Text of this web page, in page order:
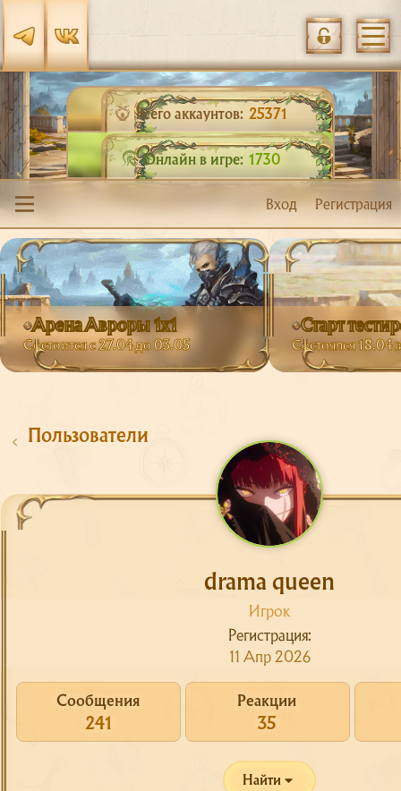
Сайт
Форум
О сервере
Скачать
Поддержка
Всего аккаунтов: 25371
Онлайн в игре: 1730
Вход Регистрация
Арена Авроры 1х1
Состоится с 27.04 до 03.05
Старт
Состоялся 18.04
Пользователи
drama queen
Игрок
Регистрация
11 Апр 2026
Сообщения
241
Реакции
35
Найти